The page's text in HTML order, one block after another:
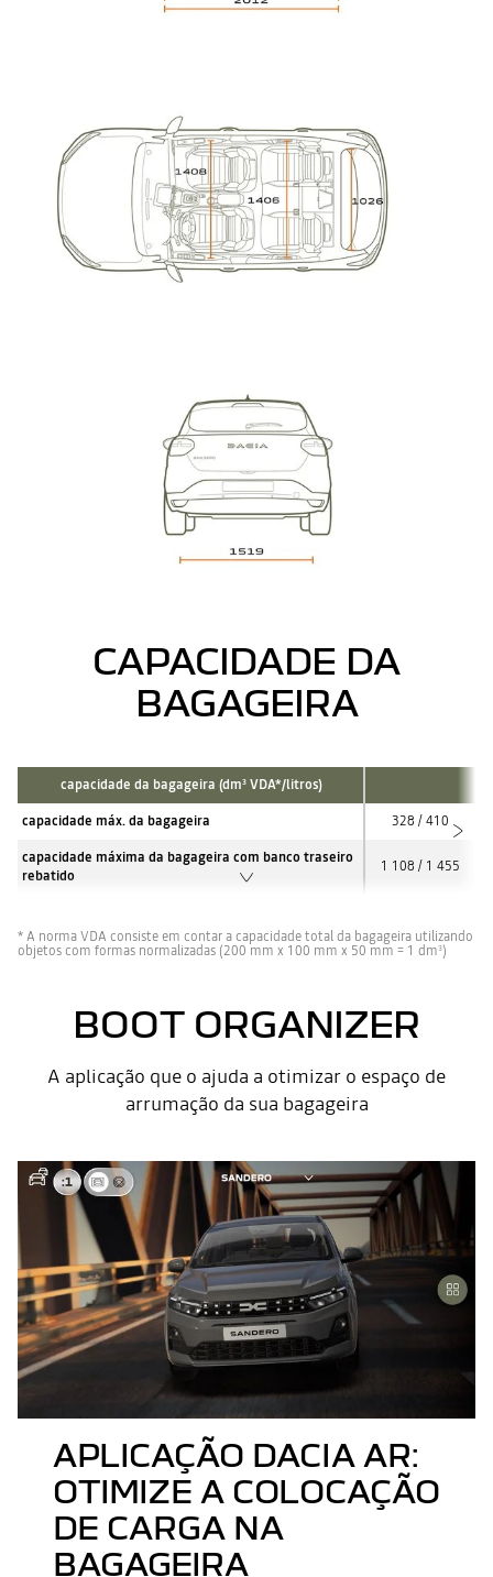
CAPACIDADE DA
BAGAGEIRA
capacidade da bagageira (dm3 VDA*/litros)
capacidade máx. da bagageira 328 / 410
capacidade máxima da bagageira com banco traseiro
rebatido
1 108 / 1 455
* A norma VDA consiste em contar a capacidade total da bagageira utilizando
objetos com formas normalizadas (200 mm x 100 mm x 50 mm = 1 dm3)
BOOT ORGANIZER
A aplicação que o ajuda a otimizar o espaço de
arrumação da sua bagageira
APLICAÇÃO DACIA AR:
OTIMIZE A COLOCAÇÃO
DE CARGA NA
BAGAGEIRA